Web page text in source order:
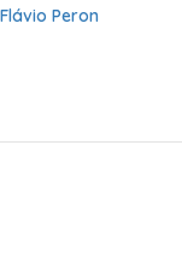
Flávio Peron